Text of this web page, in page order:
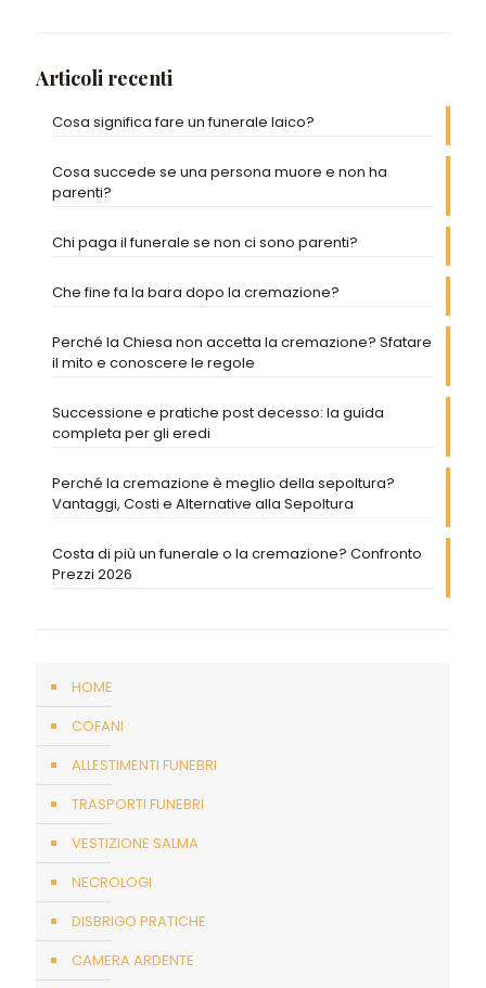
Articoli recenti
Cosa significa fare un funerale laico?
Cosa succede se una persona muore e non ha
parenti?
Chi paga il funerale se non ci sono parenti?
Che fine fa la bara dopo la cremazione?
Perché la Chiesa non accetta la cremazione? Sfatare
il mito e conoscere le regole
Successione e pratiche post decesso: la guida
completa per gli eredi
Perché la cremazione è meglio della sepoltura?
Vantaggi, Costi e Alternative alla Sepoltura
Costa di più un funerale o la cremazione? Confronto
Prezzi 2026
HOME
COFANI
ALLESTIMENTI FUNEBRI
TRASPORTI FUNEBRI
VESTIZIONE SALMA
NECROLOGI
DISBRIGO PRATICHE
CAMERA ARDENTE